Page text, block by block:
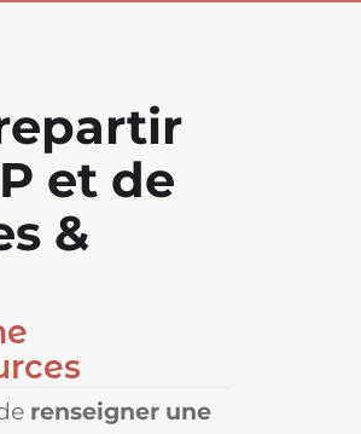
et de
&
renseigner une